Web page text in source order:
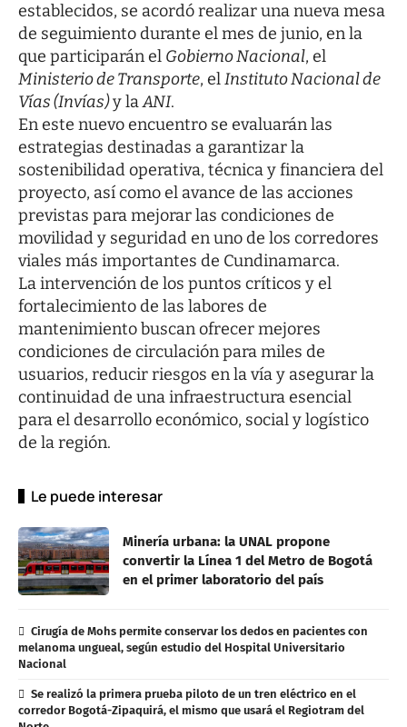
establecidos, se acordó realizar una nueva mesa
de seguimiento durante el mes de junio, en la
que participarán el Gobierno Nacional, el
Ministerio de Transporte, elInstituto Nacional de
Vías (Invías)y laANI.
En este nuevo encuentro se evaluarán las
estrategias destinadas a garantizar la
sostenibilidad operativa, técnica y financiera del
proyecto, así como el avance de las acciones
previstas para mejorar las condiciones de
movilidad y seguridad en uno de los corredores
viales más importantes de Cundinamarca.
La intervención de los puntos críticos y el
fortalecimiento de las labores de
mantenimiento buscan ofrecer mejores
condiciones de circulación para miles de
usuarios, reducir riesgos en la vía y asegurar la
continuidad de una infraestructura esencial
para el desarrollo económico, social y logístico
de la región.
Le puede interesar
Minería urbana: la UNAL propone
convertir la Línea 1 del Metro de Bogotá
en el primer laboratorio del país
Cirugía de Mohs permite conservar los dedos en pacientes con
melanoma ungueal, según estudio del Hospital Universitario
Nacional
Se realizó la primera prueba piloto de un tren eléctrico en el
corredor Bogotá-Zipaquirá, el mismo que usará el Regiotram del